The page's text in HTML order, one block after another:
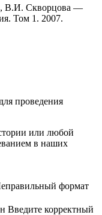
В.И. Скворцова —
Том 1. 2007.
проведения
или любой
в наших
формат
Введите корректный